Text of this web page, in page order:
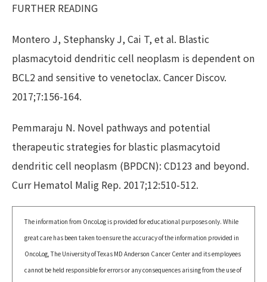
FURTHER READING
Montero J, Stephansky J, Cai T, et al. Blastic
plasmacytoid dendritic cell neoplasm is dependent on
BCL2 and sensitive to venetoclax. Cancer Discov.
2017;7:156-164.
Pemmaraju N. Novel pathways and potential
therapeutic strategies for blastic plasmacytoid
dendritic cell neoplasm (BPDCN): CD123 and beyond.
Curr Hematol Malig Rep. 2017;12:510-512.
The information from OncoLog is provided for educational purposes only. While
great care has been taken to ensure the accuracy of the information provided in
OncoLog, The University of Texas MD Anderson Cancer Center and its employees
cannot be held responsible for errors or any consequences arising from the use of